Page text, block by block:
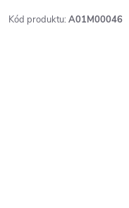
Kód produktu: A01M00046